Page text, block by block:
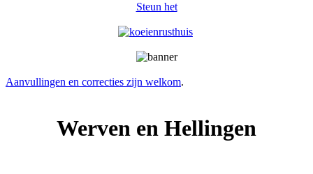
Steun het
Aanvullingen en correcties zijn welkom.
Werven en Hellingen